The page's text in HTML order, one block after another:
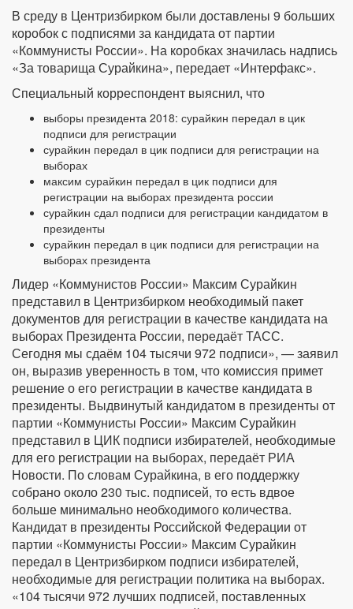
В среду в Центризбирком были доставлены 9 больших
коробок с подписями за кандидата от партии
«Коммунисты России». На коробках значилась надпись
«За товарища Сурайкина», передает «Интерфакс».
Специальный корреспондент выяснил, что
выборы президента 2018: сурайкин передал в цик
подписи для регистрации
сурайкин передал в цик подписи для регистрации на
выборах
максим сурайкин передал в цик подписи для
регистрации на выборах президента россии
сурайкин сдал подписи для регистрации кандидатом в
президенты
сурайкин передал в цик подписи для регистрации на
выборах президента
Лидер «Коммунистов России» Максим Сурайкин
представил в Центризбирком необходимый пакет
документов для регистрации в качестве кандидата на
выборах Президента России, передаёт ТАСС.
Сегодня мы сдаём 104 тысячи 972 подписи», — заявил
он, выразив уверенность в том, что комиссия примет
решение о его регистрации в качестве кандидата в
президенты. Выдвинутый кандидатом в президенты от
партии «Коммунисты России» Максим Сурайкин
представил в ЦИК подписи избирателей, необходимые
для его регистрации на выборах, передаёт РИА
Новости. По словам Сурайкина, в его поддержку
собрано около 230 тыс. подписей, то есть вдвое
больше минимально необходимого количества.
Кандидат в президенты Российской Федерации от
партии «Коммунисты России» Максим Сурайкин
передал в Центризбирком подписи избирателей,
необходимые для регистрации политика на выборах.
«104 тысячи 972 лучших подписей, поставленных